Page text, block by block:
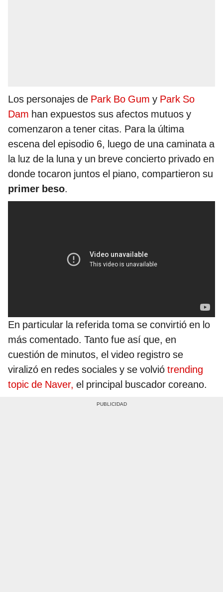
Los personajes de Park Bo Gum y Park So
Dam han expuestos sus afectos mutuos y
comenzaron a tener citas. Para la última
escena del episodio 6, luego de una caminata a
la luz de la luna y un breve concierto privado en
donde tocaron juntos el piano, compartieron su
primer beso.
En particular la referida toma se convirtió en lo
más comentado. Tanto fue así que, en
cuestión de minutos, el video registro se
viralizó en redes sociales y se volvió trending
topic de Naver, el principal buscador coreano.